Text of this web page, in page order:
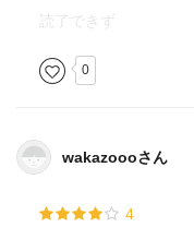
とにかく工作の手口が
日本政府はまんまと騙
読了できず
0
wakazoooさん
4